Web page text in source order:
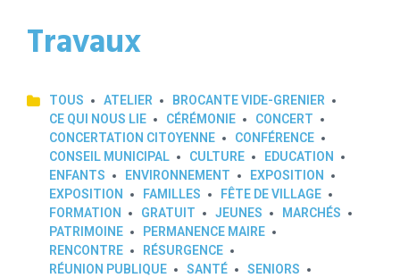
Travaux
TOUS ATELIER
BROCANTE VIDE-GRENIER
CE QUI NOUS LIE
CÉRÉMONIE
CONCERT
CONCERTATION CITOYENNE
CONFÉRENCE
CONSEIL MUNICIPAL
CULTURE
EDUCATION
ENFANTS
ENVIRONNEMENT
EXPOSITION
EXPOSITION
FAMILLES
FÊTE DE VILLAGE
FORMATION
GRATUIT JEUNES
MARCHÉS
PATRIMOINE
PERMANENCE MAIRE
RENCONTRE
RÉSURGENCE
RÉUNION PUBLIQUE
SANTÉ
SENIORS